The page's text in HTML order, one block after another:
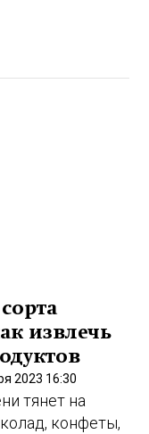
извлечь
2023 16:30
тянет на
конфеты,